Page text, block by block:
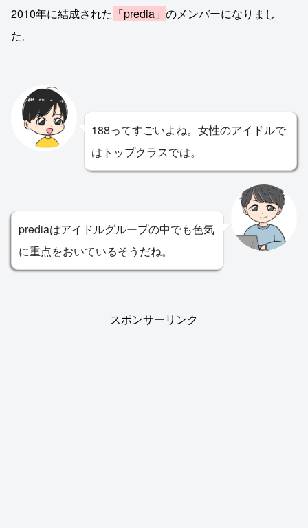
2010年に結成された 「predia」 のメンバーになりまし
た。
188ってすごいよね。女性のアイドルで
はトップクラスでは。
prediaはアイドルグループの中でも色気
に重点をおいているそうだね。
スポンサーリンク